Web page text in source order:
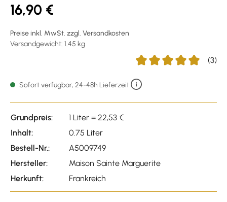
16,90 €
Preise inkl. MwSt. zzgl. Versandkosten
Versandgewicht: 1.45 kg
(3)
Sofort verfügbar, 24-48h Lieferzeit
Grundpreis:
1 Liter = 22,53 €
Inhalt:
0.75 Liter
Bestell-Nr.:
A5009749
Hersteller:
Maison Sainte Marguerite
Herkunft:
Frankreich